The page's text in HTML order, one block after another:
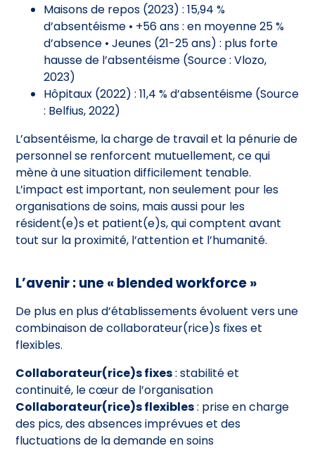
Maisons de repos (2023) : 15,94 %
d’absentéisme • +56 ans : en moyenne 25 %
d’absence • Jeunes (21-25 ans) : plus forte
hausse de l’absentéisme (Source : Vlozo,
2023)
Hôpitaux (2022) : 11,4 % d’absentéisme (Source
: Belfius, 2022)
L’absentéisme, la charge de travail et la pénurie de
personnel se renforcent mutuellement, ce qui
mène à une situation difficilement tenable.
L’impact est important, non seulement pour les
organisations de soins, mais aussi pour les
résident(e)s et patient(e)s, qui comptent avant
tout sur la proximité, l’attention et l’humanité.
L’avenir : une « blended workforce »
De plus en plus d’établissements évoluent vers une
combinaison de collaborateur(rice)s fixes et
flexibles.
Collaborateur(rice)s fixes: stabilité et
continuité, le cœur de l’organisation
Collaborateur(rice)s flexibles: prise en charge
des pics, des absences imprévues et des
fluctuations de la demande en soins